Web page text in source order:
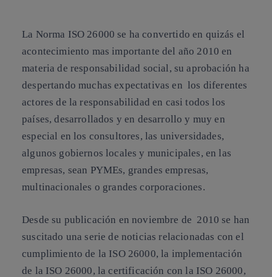
La Norma ISO 26000se ha convertido en quizás el
acontecimiento mas importante del año 2010 en
materia de responsabilidad social, su aprobación ha
despertando muchas expectativas en los diferentes
actores de la responsabilidad en casi todos los
países, desarrollados y en desarrollo y muy en
especial en los consultores, las universidades,
algunos gobiernos locales y municipales, en las
empresas, sean PYMEs, grandes empresas,
multinacionales o grandes corporaciones.
Desde su publicación en noviembre de 2010 se han
suscitado una serie de noticias relacionadas con el
cumplimiento de la ISO 26000, la implementación
de la ISO 26000, lacertificación con la ISO 26000,